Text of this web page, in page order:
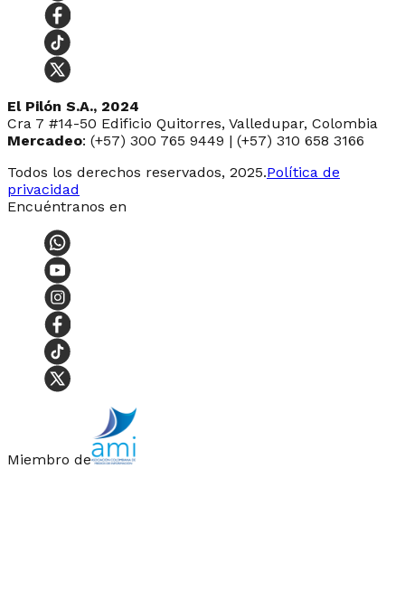
El Pilón S.A., 2024
Cra 7 #14-50 Edificio Quitorres, Valledupar, Colombia
Mercadeo: (+57) 300 765 9449 | (+57) 310 658 3166
Todos los derechos reservados, 2025.Política de
privacidad
Encuéntranos en
Miembro de